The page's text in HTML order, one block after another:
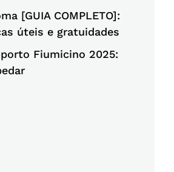
[GUIA COMPLETO]:
úteis e gratuidades
Fiumicino 2025: